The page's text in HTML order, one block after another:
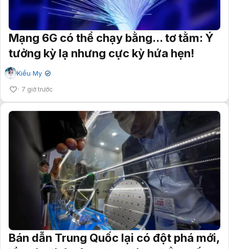
Mạng 6G có thể chạy bằng... tơ tằm: Ý
tưởng kỳ lạ nhưng cực kỳ hứa hẹn!
Kiều My ✔
7 giờ trước
Bán dẫn Trung Quốc lại có đột phá mới,